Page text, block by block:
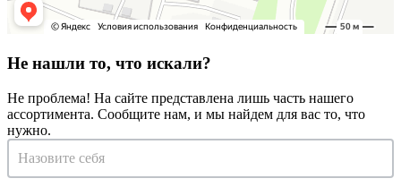
Не нашли то, что искали?
Не проблема! На сайте представлена лишь часть нашего
ассортимента. Сообщите нам, и мы найдем для вас то, что
нужно.
Запрос
на
консультацию